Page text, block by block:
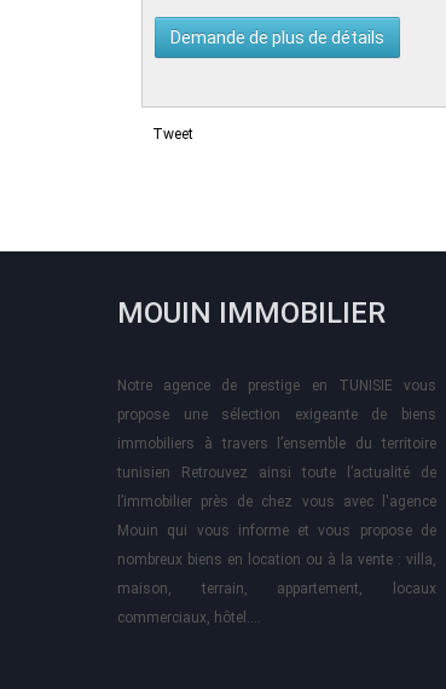
Tweet
MOUIN IMMOBILIER
Notre agence de prestige en TUNISIE vous
propose une sélection exigeante de biens
immobiliers à travers l’ensemble du territoire
tunisien Retrouvez ainsi toute l’actualité de
l’immobilier près de chez vous avec l'agence
Mouin qui vous informe et vous propose de
nombreux biens en location ou à la vente : villa,
maison, terrain, appartement, locaux
commerciaux, hôtel….